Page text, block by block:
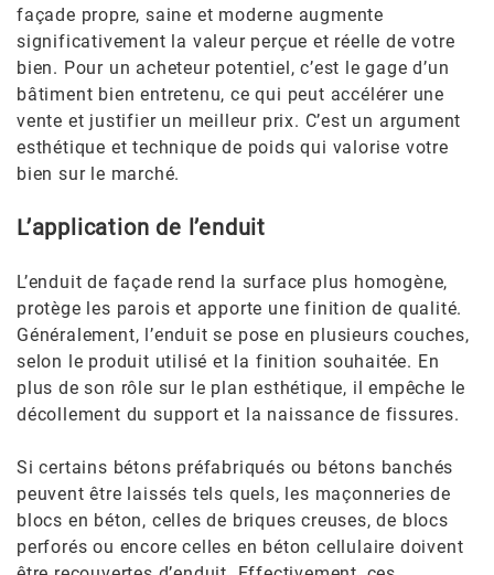
façade propre, saine et moderne augmente
significativement la valeur perçue et réelle de votre
bien. Pour un acheteur potentiel, c’est le gage d’un
bâtiment bien entretenu, ce qui peut accélérer une
vente et justifier un meilleur prix. C’est un argument
esthétique et technique de poids qui valorise votre
bien sur le marché.
L’application de l’enduit
L’enduit de façade rend la surface plus homogène,
protège les parois et apporte une finition de qualité.
Généralement, l’enduit se pose en plusieurs couches,
selon le produit utilisé et la finition souhaitée. En
plus de son rôle sur le plan esthétique, il empêche le
décollement du support et la naissance de fissures.
Si certains bétons préfabriqués ou bétons banchés
peuvent être laissés tels quels, les maçonneries de
blocs en béton, celles de briques creuses, de blocs
perforés ou encore celles en béton cellulaire doivent